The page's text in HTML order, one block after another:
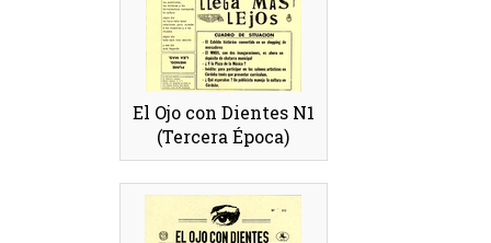
El Ojo con Dientes N1
(Tercera Época)